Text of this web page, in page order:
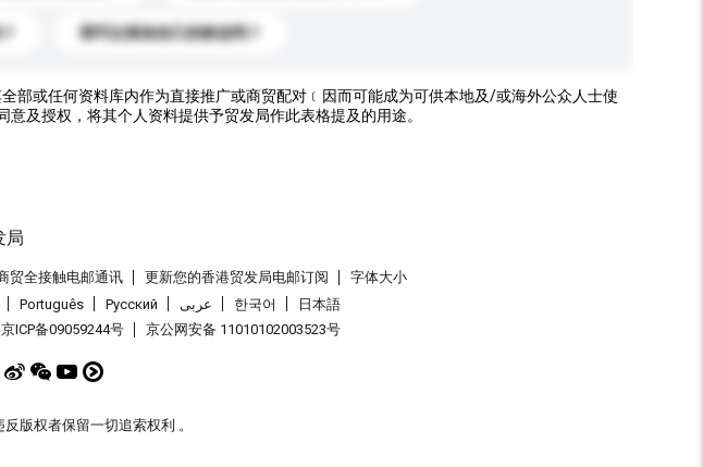
我可以添加自己的标志吗？
部或任何资料库内作为直接推广或商贸配对﹝因而可能成为可供本地及/或海外公众人士使
及授权，将其个人资料提供予贸发局作此表格提及的用途。
贸全接触电邮通讯 更新您的香港贸发局电邮订阅
字体大小
Português Pусский عربى 한국어
日本語
京ICP备09059244号 京公网安备 11010102003523号
版权者保留一切追索权利 。